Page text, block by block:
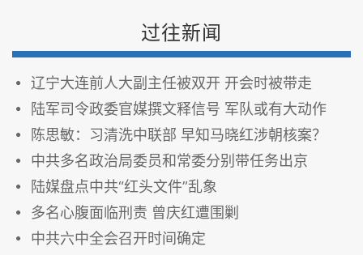
过往新闻
辽宁大连前人大副主任被双开 开会时被带走
陆军司令政委官媒撰文释信号 军队或有大动作
陈思敏：习清洗中联部 早知马晓红涉朝核案？
中共多名政治局委员和常委分别带任务出京
陆媒盘点中共“红头文件”乱象
多名心腹面临刑责 曾庆红遭围剿
中共六中全会召开时间确定